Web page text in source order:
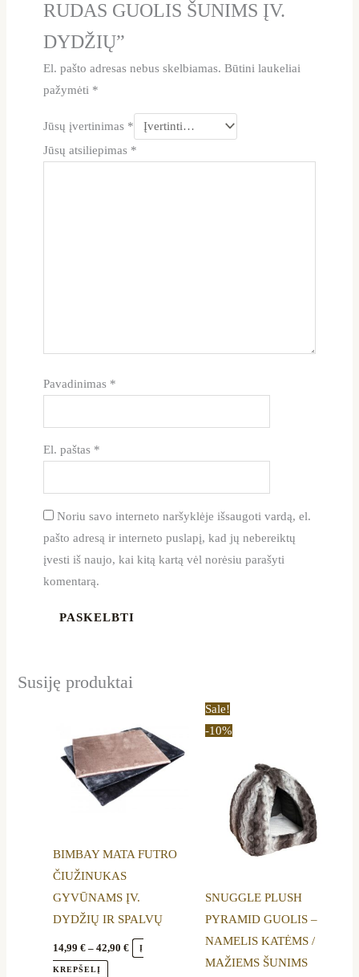
RUDAS GUOLIS ŠUNIMS ĮV.
DYDŽIŲ”
El. pašto adresas nebus skelbiamas. Būtini laukeliai
pažymėti *
Jūsų įvertinimas *
Jūsų atsiliepimas *
Pavadinimas *
El. paštas *
Noriu savo interneto naršyklėje išsaugoti vardą, el.
pašto adresą ir interneto puslapį, kad jų nebereiktų
įvesti iš naujo, kai kitą kartą vėl norėsiu parašyti
komentarą.
Susiję produktai
BIMBAY MATA FUTRO
ČIUŽINUKAS
GYVŪNAMS ĮV.
DYDŽIŲ IR SPALVŲ
14,99€ – 42,90€
14,99 €
through
42,90 €
Į
KREPŠELĮ
product
has
multiple
variants.
may
be
chosen
on
the
Sale!
-10%
SNUGGLE PLUSH
PYRAMID GUOLIS –
NAMELIS KATĖMS /
MAŽIEMS ŠUNIMS